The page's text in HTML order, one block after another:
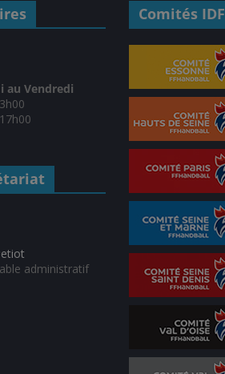
au Vendredi
administratif
Comités IDF